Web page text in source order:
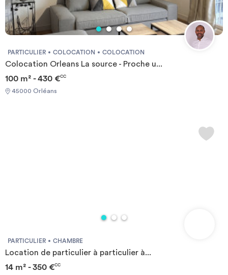
PARTICULIER COLOCATION COLOCATION
Colocation Orleans La source - Proche u...
100 m² - 430 €CC
45000 Orléans
PARTICULIER CHAMBRE
Location de particulier à particulier à...
14 m² - 350 €CC